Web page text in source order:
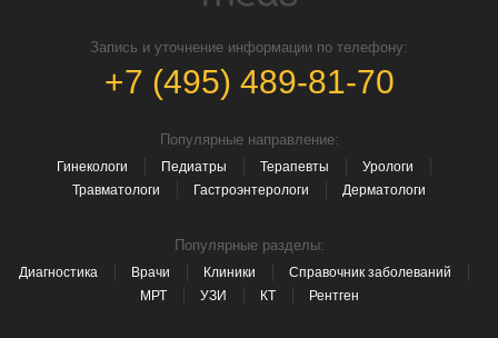
Запись и уточнение информации по телефону:
+7 (495) 489-81-70
Популярные направление:
Гинекологи Педиатры Терапевты
Урологи
Травматологи
Гастроэнтерологи Дерматологи
Популярные разделы:
Диагностика Врачи Клиники
Справочник заболеваний
МРТ
УЗИ КТ Рентген